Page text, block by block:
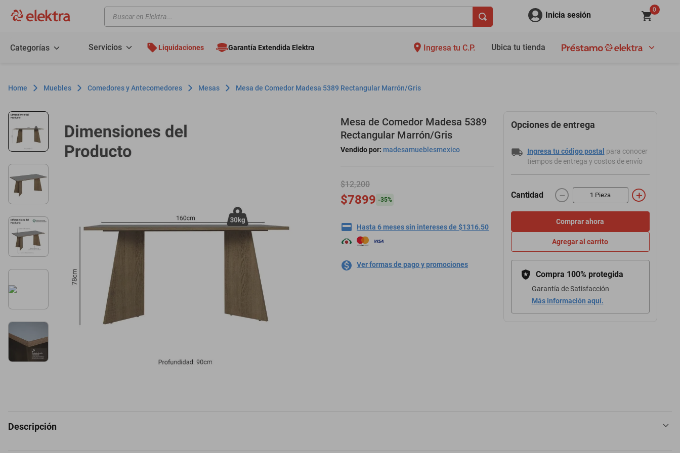
Buscar en Elektra... Inicia sesión
0
Categorías Servicios Liquidaciones Garantía Extendida Elektra Ingresa tu C.P. Ubica tu tienda
Muebles Comedores y Antecomedores Mesas Mesa de Comedor Madesa 5389 Rectangular Marrón/Gris
Mesa de Comedor Madesa 5389
Rectangular Marrón/Gris
Vendido por: madesamueblesmexico
$12,200
$7899 -35%
Hasta 6 meses sin intereses de $1316.50
Ver formas de pago y promociones
Opciones de entrega
Ingresa tu código postal para conocer
tiempos de entrega y costos de envío
Cantidad ＋
－
Comprar ahora
Agregar al carrito
Compra 100% protegida
Garantía de Satisfacción
Más información aquí.
Descripción
motos
lavadoras
colchones